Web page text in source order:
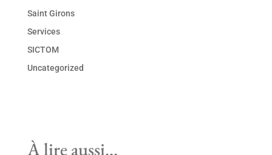
Saint Girons
Services
SICTOM
Uncategorized
À lire aussi…